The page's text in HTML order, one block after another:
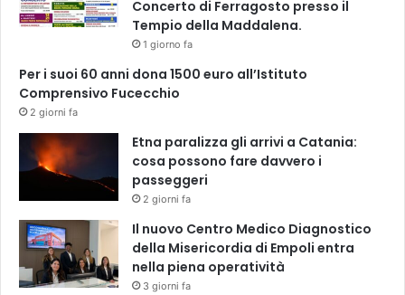
Concerto di Ferragosto presso il
Tempio della Maddalena.
1 giorno fa
Per i suoi 60 anni dona 1500 euro all’Istituto
Comprensivo Fucecchio
2 giorni fa
Etna paralizza gli arrivi a Catania:
cosa possono fare davvero i
passeggeri
2 giorni fa
Il nuovo Centro Medico Diagnostico
della Misericordia di Empoli entra
nella piena operatività
3 giorni fa